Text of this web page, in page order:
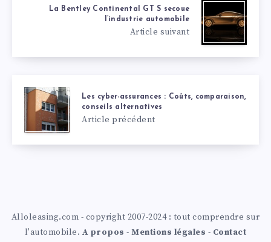
La Bentley Continental GT S secoue
l’industrie automobile
Article suivant
Les cyber-assurances : Coûts, comparaison,
conseils alternatives
Article précédent
Alloleasing.com - copyright 2007-2024 : tout comprendre sur
l'automobile. A propos -Mentions légales - Contact